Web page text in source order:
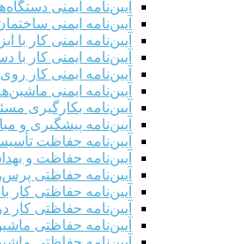
آیین‌نامه ایمنی
آیین‌نامه ایمنی
آیین‌نامه ایمنی کار
آیین‌نامه ایمنی کار
آیین‌نامه ایمنی کار
آیین‌نامه ایمنی
آیین‌نامه بکارگیری
آیین‌نامه پیشگیری و
آیین‌نامه حفاظت
آیین‌نامه حفاظت و
آیین‌نامه حفاظتی
آیین‌نامه حفاظتی کار
آیین‌نامه حفاظتی کار
آیین‌نامه حفاظتی